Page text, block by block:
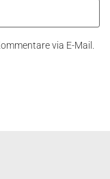
via E-Mail.